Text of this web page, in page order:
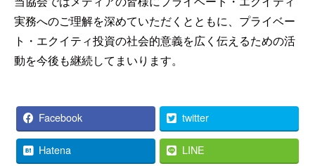
実務へのご理解を深めていただくとともに、プライベー
ト・エクイティ投資の社会的意義を広く伝えるための活
動を今後も継続してまいります。
Facebook twitter
Hatena LINE